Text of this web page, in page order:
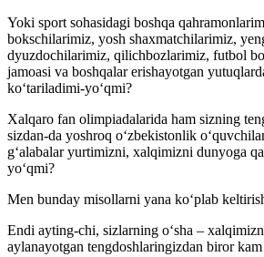
Yoki sport sohasidagi boshqa
bokschilarimiz, yosh shaxmatchilarimiz,
dyuzdochilarimiz, qilichbozlarimiz, futbol
jamoasi va boshqalar erishayotgan
koʻtariladimi-yoʻqmi?
Xalqaro fan olimpiadalarida ham sizning
sizdan-da yoshroq oʻzbekistonlik
gʻalabalar yurtimizni, xalqimizni dunyoga
yoʻqmi?
Men bunday misollarni yana koʻplab
Endi ayting-chi, sizlarning oʻsha –
aylanayotgan tengdoshlaringizdan biror